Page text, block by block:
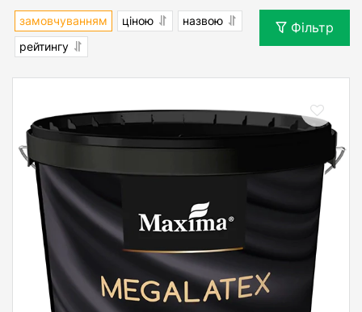
замовчуванням ціною
назвою
рейтингу
Фільтр